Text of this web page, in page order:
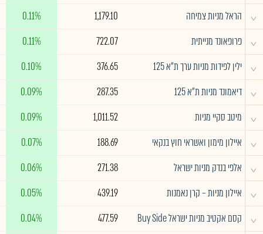
^ הראל מניות צמיחה 1,179.10
0.11%
^ פרופאונד מנייתית 722.07
0.11%
^ ילין לפידות מניות ערך ת"א 125 376.65
0.10%
^ דיאמונד מניות ת"א 125 287.35
0.09%
^ מיטב סקיי מניות 1,011.52
0.09%
^ איילון מימון ואשראי חוץ בנקאי 188.69
0.07%
^ אלפי בנדק מניות ישראל 271.38
0.06%
^ איילון מניות – קרן נאמנות 439.19
0.05%
^ קסם אקטיב מניות ישראל Buy Side 477.59
0.04%